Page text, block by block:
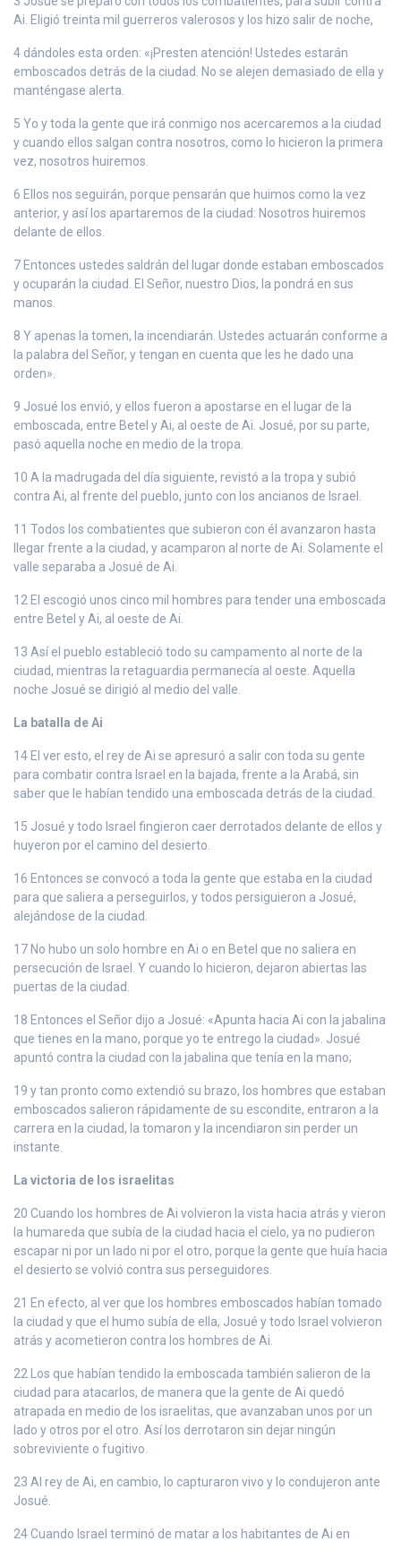
Ai. Eligió treinta mil guerreros valerosos y los hizo salir de noche,
4 dándoles esta orden: «¡Presten atención! Ustedes estarán
emboscados detrás de la ciudad. No se alejen demasiado de ella y
manténgase alerta.
5 Yo y toda la gente que irá conmigo nos acercaremos a la ciudad
y cuando ellos salgan contra nosotros, como lo hicieron la primera
vez, nosotros huiremos.
6 Ellos nos seguirán, porque pensarán que huimos como la vez
anterior, y así los apartaremos de la ciudad: Nosotros huiremos
delante de ellos.
7 Entonces ustedes saldrán del lugar donde estaban emboscados
y ocuparán la ciudad. El Señor, nuestro Dios, la pondrá en sus
manos.
8 Y apenas la tomen, la incendiarán. Ustedes actuarán conforme a
la palabra del Señor, y tengan en cuenta que les he dado una
orden».
9 Josué los envió, y ellos fueron a apostarse en el lugar de la
emboscada, entre Betel y Ai, al oeste de Ai. Josué, por su parte,
pasó aquella noche en medio de la tropa.
10 A la madrugada del día siguiente, revistó a la tropa y subió
contra Ai, al frente del pueblo, junto con los ancianos de Israel.
11 Todos los combatientes que subieron con él avanzaron hasta
llegar frente a la ciudad, y acamparon al norte de Ai. Solamente el
valle separaba a Josué de Ai.
12 El escogió unos cinco mil hombres para tender una emboscada
entre Betel y Ai, al oeste de Ai.
13 Así el pueblo estableció todo su campamento al norte de la
ciudad, mientras la retaguardia permanecía al oeste. Aquella
noche Josué se dirigió al medio del valle.
La batalla de Ai
14 El ver esto, el rey de Ai se apresuró a salir con toda su gente
para combatir contra Israel en la bajada, frente a la Arabá, sin
saber que le habían tendido una emboscada detrás de la ciudad.
15 Josué y todo Israel fingieron caer derrotados delante de ellos y
huyeron por el camino del desierto.
16 Entonces se convocó a toda la gente que estaba en la ciudad
para que saliera a perseguirlos, y todos persiguieron a Josué,
alejándose de la ciudad.
17 No hubo un solo hombre en Ai o en Betel que no saliera en
persecución de Israel. Y cuando lo hicieron, dejaron abiertas las
puertas de la ciudad.
18 Entonces el Señor dijo a Josué: «Apunta hacia Ai con la jabalina
que tienes en la mano, porque yo te entrego la ciudad». Josué
apuntó contra la ciudad con la jabalina que tenía en la mano;
19 y tan pronto como extendió su brazo, los hombres que estaban
emboscados salieron rápidamente de su escondite, entraron a la
carrera en la ciudad, la tomaron y la incendiaron sin perder un
instante.
La victoria de los israelitas
20 Cuando los hombres de Ai volvieron la vista hacia atrás y vieron
la humareda que subía de la ciudad hacia el cielo, ya no pudieron
escapar ni por un lado ni por el otro, porque la gente que huía hacia
el desierto se volvió contra sus perseguidores.
21 En efecto, al ver que los hombres emboscados habían tomado
la ciudad y que el humo subía de ella, Josué y todo Israel volvieron
atrás y acometieron contra los hombres de Ai.
22 Los que habían tendido la emboscada también salieron de la
ciudad para atacarlos, de manera que la gente de Ai quedó
atrapada en medio de los israelitas, que avanzaban unos por un
lado y otros por el otro. Así los derrotaron sin dejar ningún
sobreviviente o fugitivo.
23 Al rey de Ai, en cambio, lo capturaron vivo y lo condujeron ante
Josué.
24 Cuando Israel terminó de matar a los habitantes de Ai en